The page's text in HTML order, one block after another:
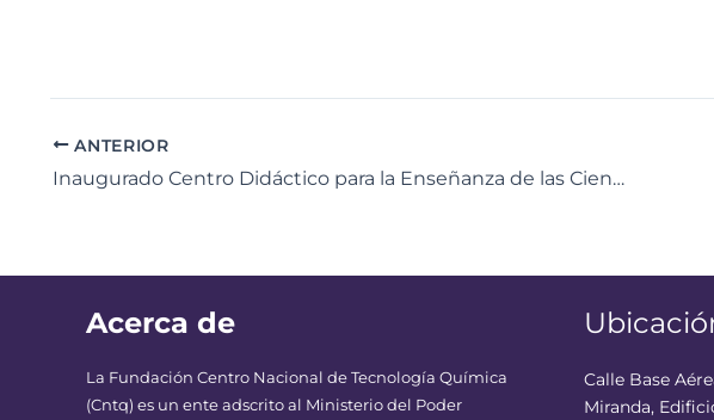
ANTERIOR
Inaugurado Centro Didáctico para la Enseñanza de las Ciencias en Carabobo
Acerca de
La Fundación Centro Nacional de Tecnología Química
(Cntq) es un ente adscrito al Ministerio del Poder
Calle Base
Miranda,